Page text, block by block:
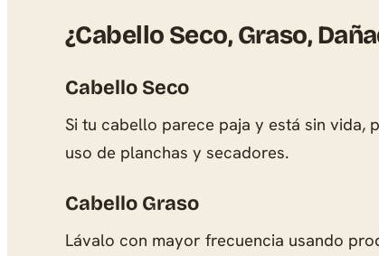
¿Cabello Seco, Graso,
Cabello Seco
Si tu cabello parece paja y está sin vida,
uso de planchas y secadores.
Cabello Graso
Lávalo con mayor frecuencia usando